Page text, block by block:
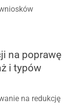
na poprawę
i typów
na redukcję